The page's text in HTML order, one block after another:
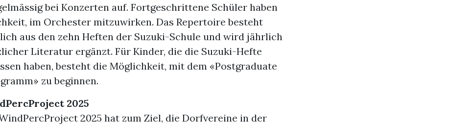
bei Konzerten auf. Fortgeschrittene Schüler haben
im Orchester mitzuwirken. Das Repertoire besteht
aus den zehn Heften der Suzuki-Schule und wird jährlich
Literatur ergänzt. Für Kinder, die die Suzuki-Hefte
haben, besteht die Möglichkeit, mit dem «Postgraduate
zu beginnen.
2025
2025 hat zum Ziel, die Dorfvereine in der